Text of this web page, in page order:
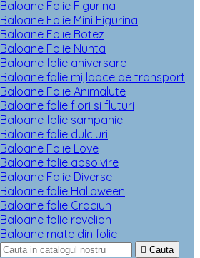
Baloane Folie Figurina
Baloane Folie Mini Figurina
Baloane Folie Botez
Baloane Folie Nunta
Baloane folie aniversare
Baloane folie mijloace de transport
Baloane Folie Animalute
Baloane folie flori si fluturi
Baloane folie sampanie
Baloane folie dulciuri
Baloane Folie Love
Baloane folie absolvire
Baloane Folie Diverse
Baloane folie Halloween
Baloane folie Craciun
Baloane folie revelion
Baloane mate din folie
 Cauta